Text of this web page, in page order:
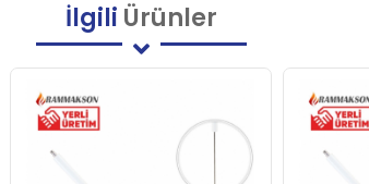
İlgili Ürünler